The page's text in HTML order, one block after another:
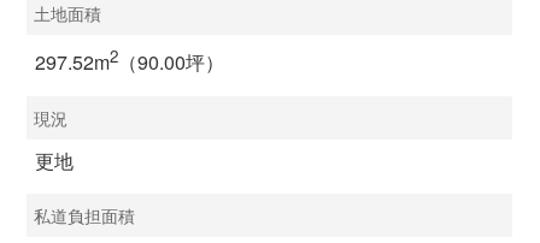
土地面積
297.52m2（90.00坪）
現況
更地
私道負担面積